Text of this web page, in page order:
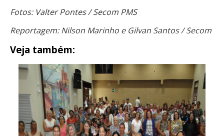
Fotos: Valter Pontes / Secom PMS
Reportagem: Nilson Marinho e Gilvan Santos / Secom
Veja também: